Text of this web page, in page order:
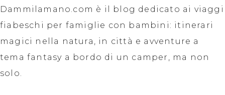
Dammilamano.com è il blog dedicato ai viaggi
fiabeschi per famiglie con bambini: itinerari
magici nella natura, in città e avventure a
tema fantasy a bordo di un camper, ma non
solo.